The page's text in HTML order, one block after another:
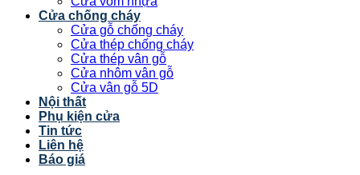
Cửa chống cháy
Cửa gỗ chống cháy
Cửa thép chống cháy
Cửa thép vân gỗ
Cửa nhôm vân gỗ
Cửa vân gỗ 5D
Nội thất
Phụ kiện cửa
Tin tức
Liên hệ
Báo giá